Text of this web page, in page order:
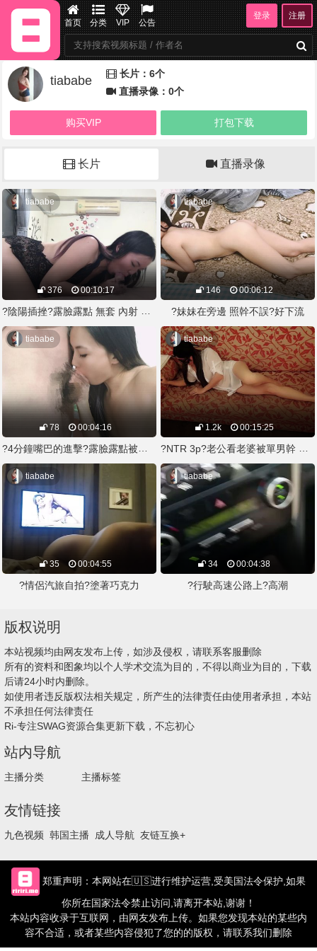
首页 分类 VIP 公告
登录 注册
tiababe
长片：6个
直播录像：0个
购买VIP 打包下载
长片 直播录像
376 00:10:17
tiababe
146 00:06:12
tiababe
?妹妹在旁邊 照幹不誤?好下流
78 00:04:16
tiababe
1.2k 00:15:25
tiababe
35 00:04:55
tiababe
?情侶汽旅自拍?塗著巧克力
34 00:04:38
tiababe
?行駛高速公路上?高潮
版权说明
本站视频均由网友发布上传，如涉及侵权，请联系客服删除
所有的资料和图象均以个人学术交流为目的，不得以商业为目的，下载
后请24小时内删除。
如使用者违反版权法相关规定，所产生的法律责任由使用者承担，本站
不承担任何法律责任
Ri-专注SWAG资源合集更新下载，不忘初心
站内导航
主播分类 主播标签
友情链接
九色视频 韩国主播 成人导航 友链互换+
郑重声明：本网站在🇺🇸进行维护运营,受美国法令保护,如果
你所在国家法令禁止访问,请离开本站,谢谢！
本站内容收录于互联网，由网友发布上传。如果您发现本站的某些内
容不合适，或者某些内容侵犯了您的的版权，请联系我们删除